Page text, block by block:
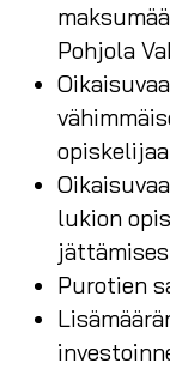
Pohjola
lukion
Purotien